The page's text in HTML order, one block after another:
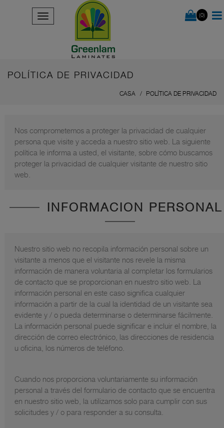
(0)
POLÍTICA DE PRIVACIDAD
CASA POLÍTICA DE PRIVACIDAD
Nos comprometemos a proteger la privacidad de cualquier
persona que visite y acceda a nuestro sitio web. La siguiente
política le informa a usted, el visitante, sobre cómo buscamos
proteger la privacidad de cualquier visitante de nuestro sitio
web.
INFORMACION PERSONAL
Nuestro sitio web no recopila información personal sobre un
visitante a menos que el visitante nos revele la misma
información de manera voluntaria al completar los formularios
de contacto que se proporcionan en nuestro sitio web. La
información personal en este caso significa cualquier
información a partir de la cual la identidad de un visitante sea
evidente y / o pueda determinarse o determinarse fácilmente.
La información personal puede significar e incluir el nombre, la
dirección de correo electrónico, las direcciones de residencia
u oficina, los números de teléfono.
Cuando nos proporciona voluntariamente su información
personal a través del formulario de contacto que se encuentra
en nuestro sitio web, la utilizamos solo para cumplir con sus
solicitudes y / o para responder a su consulta.